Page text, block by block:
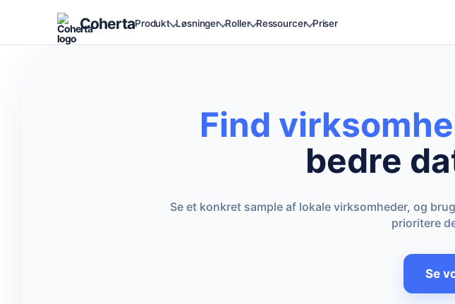
CohertaProdukt Løsninger Roller Ressourcer Priser
Find
bedre
Se et konkret sample af lokale virksomheder, og
prioritere
Se